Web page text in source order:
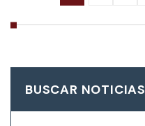
BUSCAR NOTICIAS